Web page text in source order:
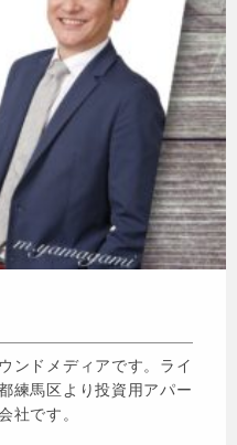
ンドメディアです。ライ
練馬区より投資用アパー
社です。